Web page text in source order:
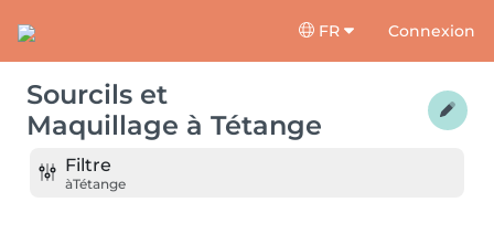
FR Connexion
Sourcils et
Maquillage à Tétange
Filtre
àTétange